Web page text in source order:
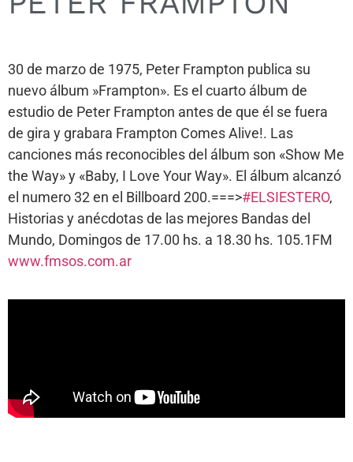
30 de marzo de 1975, Peter Frampton publica su
nuevo álbum »Frampton». Es el cuarto álbum de
estudio de Peter Frampton antes de que él se fuera
de gira y grabara Frampton Comes Alive!. Las
canciones más reconocibles del álbum son «Show Me
the Way» y «Baby, I Love Your Way». El álbum alcanzó
el numero 32 en el Billboard 200.===>#ELSIESTERO,
Historias y anécdotas de las mejores Bandas del
Mundo, Domingos de 17.00 hs. a 18.30 hs. 105.1FM
www.fmsos.com.ar